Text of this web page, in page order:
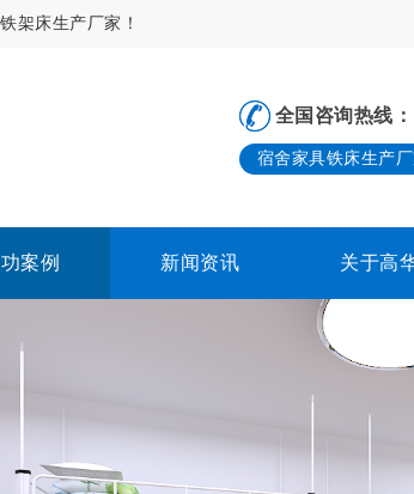
架床生产厂家！
全国咨询热线：
宿舍家具铁床生产
案例 新闻资讯 关于高